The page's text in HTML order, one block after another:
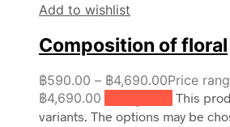
Add to wishlist
Composition of floral
฿590.00 – ฿4,690.00Price
฿4,690.00
This
variants. The options may be